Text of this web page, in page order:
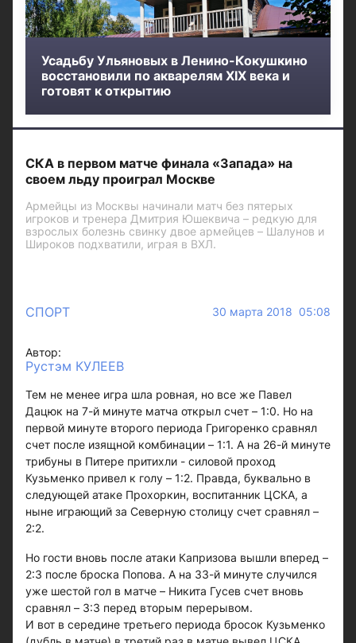
Усадьбу Ульяновых в Ленино-Кокушкино
восстановили по акварелям XIX века и
готовят к открытию
СКА в первом матче финала «Запада» на
своем льду проиграл Москве
Армейцы из Москвы начинали матч без пятерых
игроков и тренера Дмитрия Юшеквича – редкую для
взрослых болезнь свинку двое армейцев – Шалунов и
Широков подхватили, играя в ВХЛ.
СПОРТ 30 марта 2018 05:08
Автор:
Рустэм КУЛЕЕВ
Тем не менее игра шла ровная, но все же Павел
Дацюк на 7-й минуте матча открыл счет – 1:0. Но на
первой минуте второго периода Григоренко сравнял
счет после изящной комбинации – 1:1. А на 26-й минуте
трибуны в Питере притихли - силовой проход
Кузьменко привел к голу – 1:2. Правда, буквально в
следующей атаке Прохоркин, воспитанник ЦСКА, а
ныне играющий за Северную столицу счет сравнял –
2:2.
Но гости вновь после атаки Капризова вышли вперед –
2:3 после броска Попова. А на 33-й минуте случился
уже шестой гол в матче – Никита Гусев счет вновь
сравнял – 3:3 перед вторым перерывом.
И вот в середине третьего периода бросок Кузьменко